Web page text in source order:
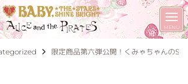
限定商品第六弾公開！くみゃちゃんの